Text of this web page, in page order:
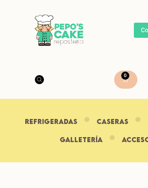
0
REFRIGERADAS CASERAS
Galletería